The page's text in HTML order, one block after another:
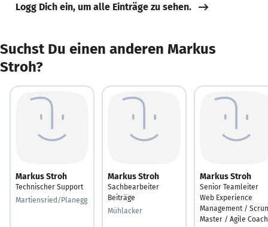
Logg Dich ein, um alle Einträge zu sehen.
Suchst Du einen anderen Markus
Stroh?
Markus Stroh
Technischer Support
Martiensried/Planegg
Markus Stroh
Sachbearbeiter
Beiträge
Mühlacker
Markus Stroh
Senior Teamleiter
Web Experience
Management /
Master / Agile Coach